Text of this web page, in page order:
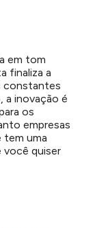
em tom
finaliza a
constantes
a inovação é
os
empresas
tem uma
você quiser